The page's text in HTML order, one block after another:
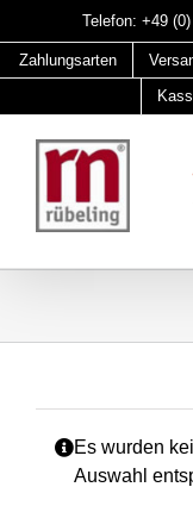
to
content
Telefon: +49
Zahlungsarten
Es wurden
Auswahl